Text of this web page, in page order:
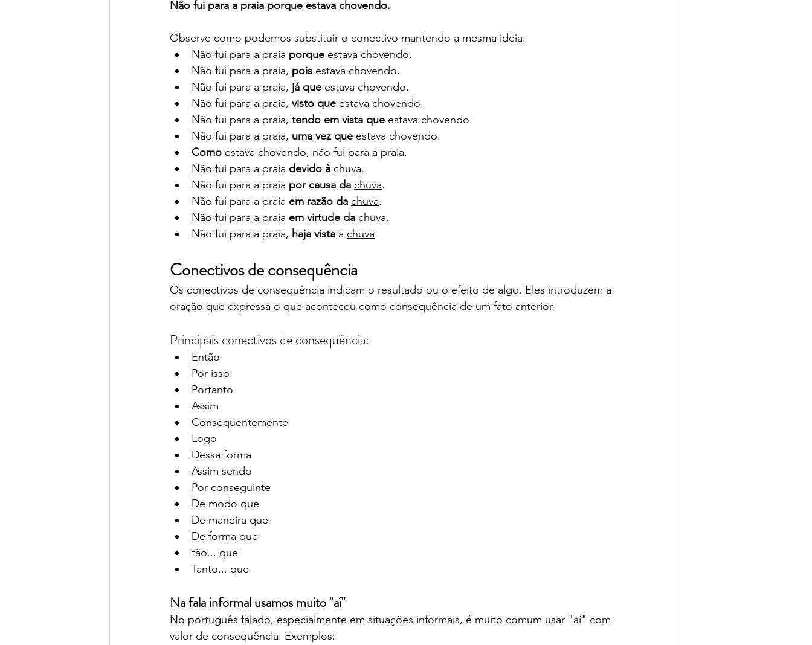
Não fui para a praia porque estava chovendo.
Observe como podemos substituir o conectivo mantendo a mesma ideia:
Não fui para a praia porque estava chovendo.
Não fui para a praia, pois estava chovendo.
Não fui para a praia, já que estava chovendo.
Não fui para a praia, visto que estava chovendo.
Não fui para a praia, tendo em vista que estava chovendo.
Não fui para a praia, uma vez que estava chovendo.
Como estava chovendo, não fui para a praia.
Não fui para a praia devido à chuva.
Não fui para a praia por causa da chuva.
Não fui para a praia em razão da chuva.
Não fui para a praia em virtude da chuva.
Não fui para a praia, haja vista a chuva.
Conectivos de consequência
Os conectivos de consequência indicam o resultado ou o efeito de algo. Eles introduzem a
oração que expressa o que aconteceu como consequência de um fato anterior.
Principais conectivos de consequência:
Então
Por isso
Portanto
Assim
Consequentemente
Logo
Dessa forma
Assim sendo
Por conseguinte
De modo que
De maneira que
De forma que
tão... que
Tanto... que
Na fala informal usamos muito "aí"
No português falado, especialmente em situações informais, é muito comum usar "aí" com
valor de consequência. Exemplos: